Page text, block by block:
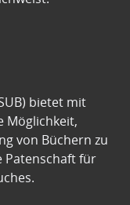
bietet mit
Möglichkeit,
von Büchern zu
Patenschaft für